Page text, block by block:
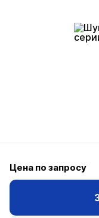
Цена по запросу